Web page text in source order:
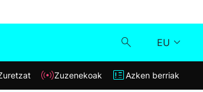
EU
Klisk
Zuzenekoak Azken berriak